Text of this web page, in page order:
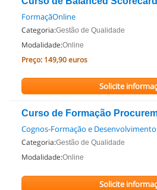
FormaçãOnline
Categoria:Gestão de Qualidade
Modalidade:Online
Preço: 149,90 euros
Solicite
Curso de Formação
Cognos-Formação e
Categoria:Gestão de Qualidade
Modalidade:Online
Solicite